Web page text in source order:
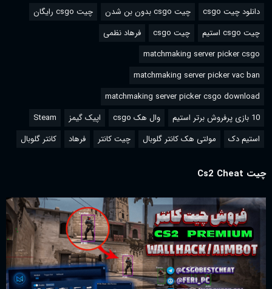
دانلود چیت csgo چیت csgo بدون بن شدن
چیت csgo رایگان
چیت csgo استیم
چیت csgo
فرهاد نظمی
matchmaking server picker csgo
matchmaking server picker vac ban
matchmaking server picker csgo download
10 بازی پرفروش برتر استیم
وال هک csgo اپیک گیمز
Steam
استیم دک
مولتی هک کانتر گلوبال چیت کانتر فرهاد کانتر گلوبال
چیت Cs2 Cheat